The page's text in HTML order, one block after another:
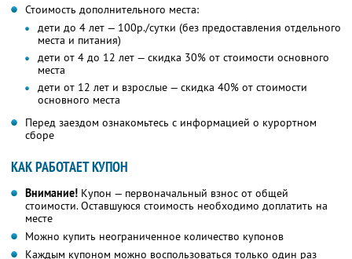
Стоимость дополнительного места:
дети до 4 лет — 100р./сутки (без предоставления отдельного
места и питания)
дети от 4 до 12 лет — скидка 30% от стоимости основного
места
дети от 12 лет и взрослые — скидка 40% от стоимости
основного места
Перед заездом ознакомьтесь с информацией о курортном
сборе
КАК РАБОТАЕТ КУПОН
Внимание! Купон — первоначальный взнос от общей
стоимости. Оставшуюся стоимость необходимо доплатить на
месте
Можно купить неограниченное количество купонов
Каждым купоном можно воспользоваться только один раз